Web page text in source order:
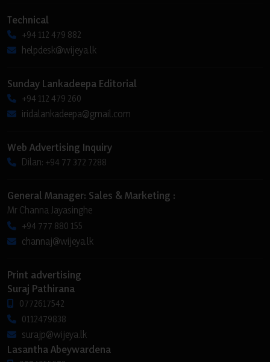
Technical
+94 112 479 882
helpdesk@wijeya.lk
Sunday Lankadeepa Editorial
+94 112 479 260
iridalankadeepa@gmail.com
Web Advertising Inquiry
Dilan: +94 77 372 7288
General Manager: Sales & Marketing :
Mr Channa Jayasinghe
+94 777 880 155
channaj@wijeya.lk
Print advertising
Suraj Pathirana
0772617542
0112479838
surajp@wijeya.lk
Lasantha Abeywardena